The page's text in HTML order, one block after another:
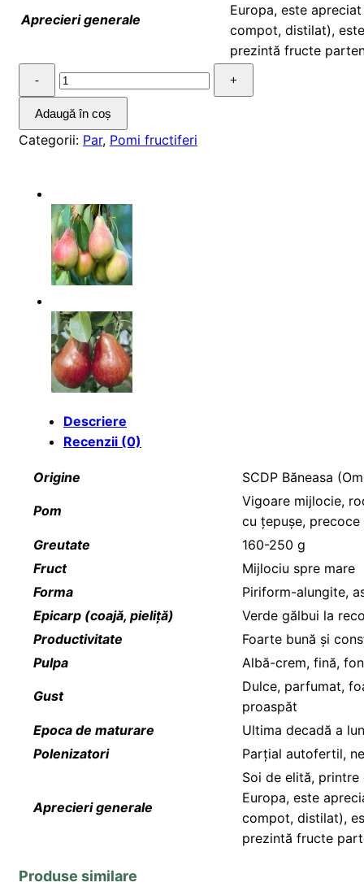
Aprecieri generale
Europa, este
compot, distilat),
prezintă fructe
Cantitate
Par
Williams
Adaugă în coș
Categorii: Par, Pomi fructiferi
Descriere
Recenzii (0)
Origine SCDP Băneasa
Pom
Vigoare mijlocie,
cu țepușe, precoce
Greutate
160-250 g
Fruct
Mijlociu spre mare
Forma
Piriform-alungite,
Epicarp (coajă, pieliță)
Verde gălbui la
Productivitate
Foarte bună și
Pulpa
Albă-crem, fină,
Gust
Dulce, parfumat,
proaspăt
Epoca de maturare
Ultima decadă a
Polenizatori
Parțial autofertil,
Aprecieri generale
Soi de elită,
Europa, este
compot, distilat),
prezintă fructe
Produse similare